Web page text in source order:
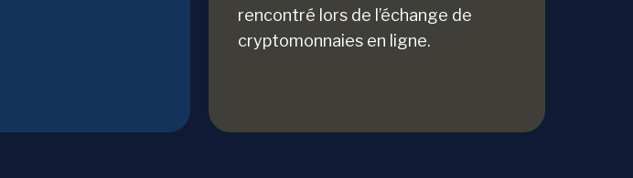
rencontré lors de l’échange de
cryptomonnaies en ligne.